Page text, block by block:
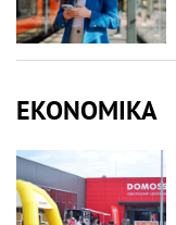
EKONOMIKA